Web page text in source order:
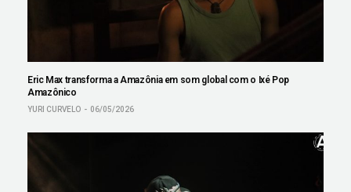
Eric Max transforma a Amazônia em som global com o Ixé Pop
Amazônico
YURI CURVELO 06/05/2026